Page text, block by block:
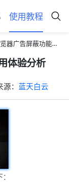
使用教程
告屏蔽功能使用体验分析
体验分析
源： 蓝天白云